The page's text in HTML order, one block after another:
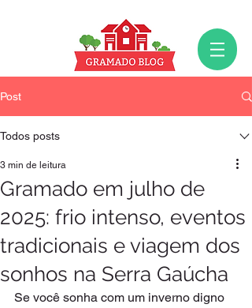
Post
Todos posts
Gramado em julho de
2025: frio intenso, eventos
tradicionais e viagem dos
sonhos na Serra Gaúcha
3 min de leitura
Se você sonha com um inverno digno